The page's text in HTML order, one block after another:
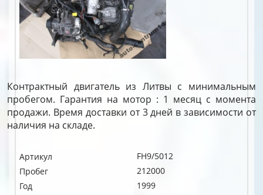
Контрактный двигатель из Литвы с минимальным
пробегом. Гарантия на мотор : 1 месяц с момента
продажи. Время доставки от 3 дней в зависимости от
наличия на складе.
Артикул
FH9/5012
Пробег
212000
Год
1999